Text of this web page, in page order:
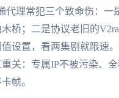
代理常犯三个致命伤：一
桥；二是协议老旧的
设置，看两集剧就限速
关：专属IP不被污染、
帧。